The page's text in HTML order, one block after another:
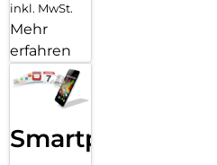
inkl. MwSt.
Mehr
erfahren
Smartphone